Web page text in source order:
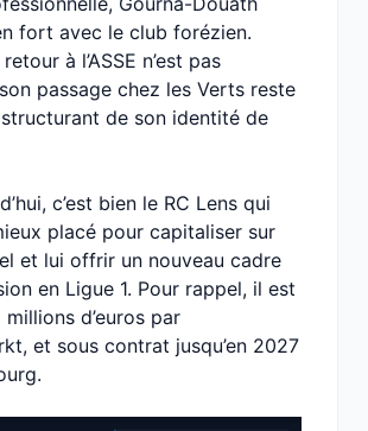
fort avec le club forézien.
à l’ASSE n’est pas
passage chez les Verts reste
de son identité de
c’est bien le RC Lens qui
placé pour capitaliser sur
et lui offrir un nouveau cadre
en Ligue 1. Pour rappel, il est
d’euros par
et sous contrat jusqu’en 2027